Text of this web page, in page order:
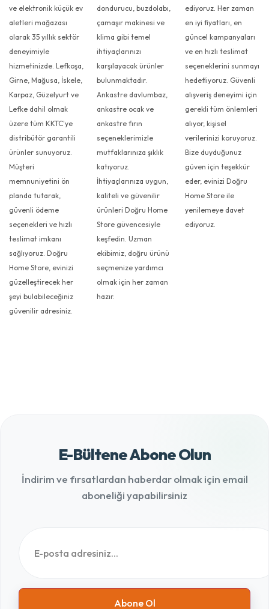
ve elektronik küçük ev
aletleri mağazası
olarak 35 yıllık sektör
deneyimiyle
hizmetinizde. Lefkoşa,
Girne, Mağusa, İskele,
Karpaz, Güzelyurt ve
Lefke dahil olmak
üzere tüm KKTC'ye
distribütör garantili
ürünler sunuyoruz.
Müşteri
memnuniyetini ön
planda tutarak,
güvenli ödeme
seçenekleri ve hızlı
teslimat imkanı
sağlıyoruz. Doğru
Home Store, evinizi
güzelleştirecek her
şeyi bulabileceğiniz
güvenilir adresiniz.
dondurucu, buzdolabı,
çamaşır makinesi ve
klima gibi temel
ihtiyaçlarınızı
karşılayacak ürünler
bulunmaktadır.
Ankastre davlumbaz,
ankastre ocak ve
ankastre fırın
seçeneklerimizle
mutfaklarınıza şıklık
katıyoruz.
İhtiyaçlarınıza uygun,
kaliteli ve güvenilir
ürünleri Doğru Home
Store güvencesiyle
keşfedin. Uzman
ekibimiz, doğru ürünü
seçmenize yardımcı
olmak için her zaman
hazır.
ediyoruz. Her zaman
en iyi fiyatları, en
güncel kampanyaları
ve en hızlı teslimat
seçeneklerini sunmayı
hedefliyoruz. Güvenli
alışveriş deneyimi için
gerekli tüm önlemleri
alıyor, kişisel
verilerinizi koruyoruz.
Bize duyduğunuz
güven için teşekkür
eder, evinizi Doğru
Home Store ile
yenilemeye davet
ediyoruz.
E-Bültene Abone Olun
İndirim ve fırsatlardan haberdar olmak için email
aboneliği yapabilirsiniz
Abone Ol